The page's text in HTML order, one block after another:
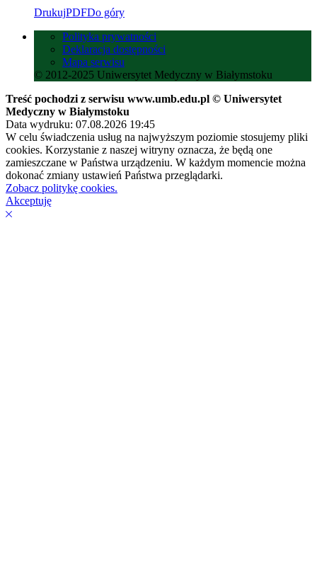
DrukujPDFDo góry
Polityka prywatności
Deklaracja dostępności
Mapa serwisu
© 2012-2025 Uniwersytet Medyczny w Białymstoku
Treść pochodzi z serwisu www.umb.edu.pl © Uniwersytet
Medyczny w Białymstoku
Data wydruku: 07.08.2026 19:45
W celu świadczenia usług na najwyższym poziomie stosujemy pliki
cookies. Korzystanie z naszej witryny oznacza, że będą one
zamieszczane w Państwa urządzeniu. W każdym momencie można
dokonać zmiany ustawień Państwa przeglądarki.
Zobacz politykę cookies.
Akceptuję